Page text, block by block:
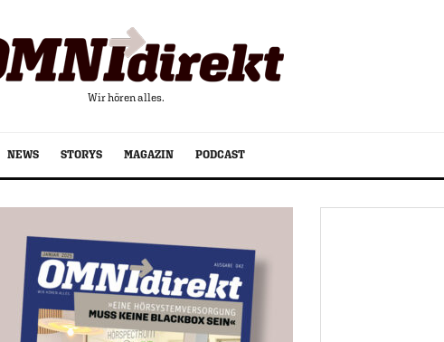
Wir hören alles.
NEWS STORYS MAGAZIN PODCAST